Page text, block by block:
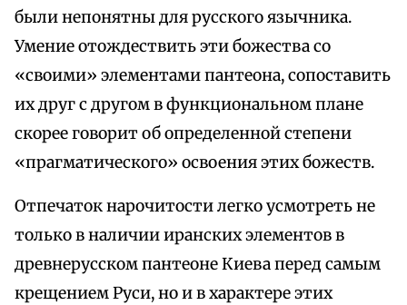
были непонятны для русского язычника.
Умение отождествить эти божества со
«своими» элементами пантеона, сопоставить
их друг с другом в функциональном плане
скорее говорит об определенной степени
«прагматического» освоения этих божеств.
Отпечаток нарочитости легко усмотреть не
только в наличии иранских элементов в
древнерусском пантеоне Киева перед самым
крещением Руси, но и в характере этих